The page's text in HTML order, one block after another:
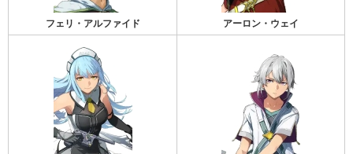
フェリ・アルファイド アーロン・ウェイ